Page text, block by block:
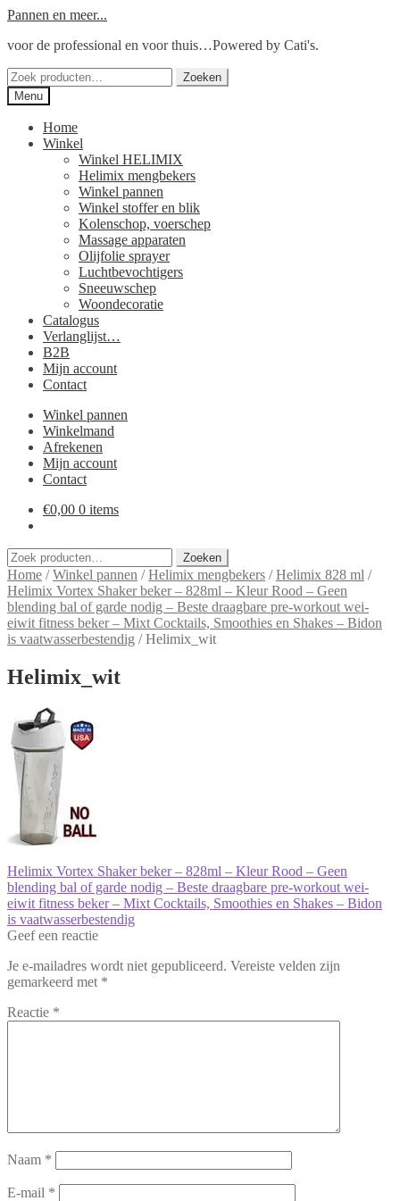
Ga
naar
Ga
de
Pannen en meer...
voor de professional en voor thuis…Powered by Cati's.
Zoeken
naar:
Zoeken
Menu
Home
Winkel
Winkel HELIMIX
Helimix mengbekers
Winkel pannen
Winkel stoffer en blik
Kolenschop, voerschep
Massage apparaten
Olijfolie sprayer
Luchtbevochtigers
Sneeuwschep
Woondecoratie
Catalogus
Verlanglijst…
B2B
Mijn account
Contact
Winkel pannen
Winkelmand
Afrekenen
Mijn account
Contact
€0,00 0 items
Zoeken
naar:
Zoeken
Home /Winkel pannen /Helimix mengbekers /Helimix 828 ml /
Helimix Vortex Shaker beker – 828ml – Kleur Rood – Geen
blending bal of garde nodig – Beste draagbare pre-workout wei-
eiwit fitness beker – Mixt Cocktails, Smoothies en Shakes – Bidon
is vaatwasserbestendig /Helimix_wit
Helimix_wit
Bericht
navigatie
Vorig
bericht:
Helimix Vortex Shaker beker – 828ml – Kleur Rood – Geen
blending bal of garde nodig – Beste draagbare pre-workout wei-
eiwit fitness beker – Mixt Cocktails, Smoothies en Shakes – Bidon
is vaatwasserbestendig
Geef een reactie
Je e-mailadres wordt niet gepubliceerd. Vereiste velden zijn
gemarkeerd met *
Reactie *
Naam *
E-mail *